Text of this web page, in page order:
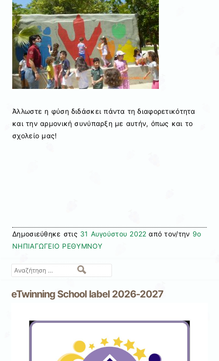
Άλλωστε η φύση διδάσκει πάντα τη διαφορετικότητα
και την αρμονική συνύπαρξη με αυτήν, όπως και το
σχολείο μας!
Δημοσιεύθηκε στις 31 Αυγούστου 2022 από τον/την 9ο
ΝΗΠΙΑΓΩΓΕΙΟ ΡΕΘΥΜΝΟΥ
Αναζήτηση
eTwinning School label 2026-2027